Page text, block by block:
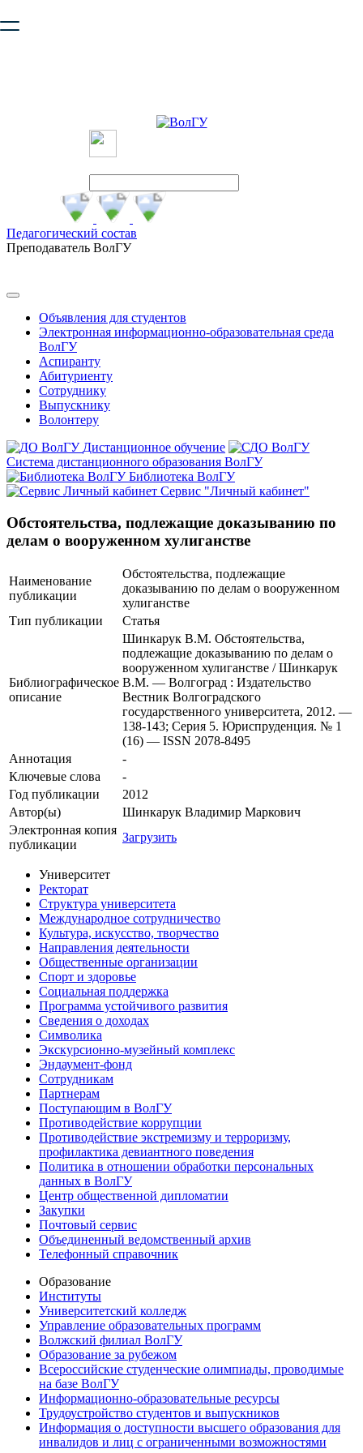
безопасную работу с сайтом. Пожалуйста
Педагогический состав
Преподаватель ВолГУ
Объявления для студентов
Электронная информационно-образовательная среда
ВолГУ
Аспиранту
Абитуриенту
Сотруднику
Выпускнику
Волонтеру
Дистанционное обучение
Система дистанционного образования ВолГУ
Библиотека ВолГУ
Сервис "Личный кабинет"
Обстоятельства, подлежащие доказыванию по
делам о вооруженном хулиганстве
Наименование
публикации
Обстоятельства, подлежащие
доказыванию по делам о вооруженном
хулиганстве
Тип публикации
Статья
Библиографическое
описание
Шинкарук В.М. Обстоятельства,
подлежащие доказыванию по делам о
вооруженном хулиганстве / Шинкарук
В.М. — Волгоград : Издательство
Вестник Волгоградского
государственного университета, 2012. —
138-143; Серия 5. Юриспруденция. № 1
(16) — ISSN 2078-8495
Аннотация
-
Ключевые cлова
-
Год публикации
2012
Автор(ы)
Шинкарук Владимир Маркович
Электронная копия
публикации
Загрузить
Университет
Ректорат
Структура университета
Международное сотрудничество
Культура, искусство, творчество
Направления деятельности
Общественные организации
Спорт и здоровье
Социальная поддержка
Программа устойчивого развития
Сведения о доходах
Символика
Экскурсионно-музейный комплекс
Эндаумент-фонд
Сотрудникам
Партнерам
Поступающим в ВолГУ
Противодействие коррупции
Противодействие экстремизму и терроризму,
профилактика девиантного поведения
Политика в отношении обработки персональных
данных в ВолГУ
Центр общественной дипломатии
Закупки
Почтовый сервис
Объединенный ведомственный архив
Телефонный справочник
Образование
Институты
Университетский колледж
Управление образовательных программ
Волжский филиал ВолГУ
Образование за рубежом
Всероссийские студенческие олимпиады, проводимые
на базе ВолГУ
Информационно-образовательные ресурсы
Трудоустройство студентов и выпускников
Информация о доступности высшего образования для
инвалидов и лиц с ограниченными возможностями